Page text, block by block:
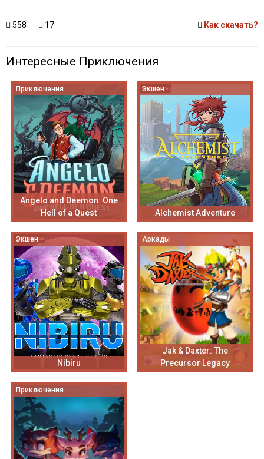
558 17 Как скачать?
Интересные Приключения
Приключения
Angelo and Deemon: One
Hell of a Quest
Экшен
Alchemist Adventure
Экшен
Nibiru
Аркады
Jak & Daxter: The
Precursor Legacy
Приключения